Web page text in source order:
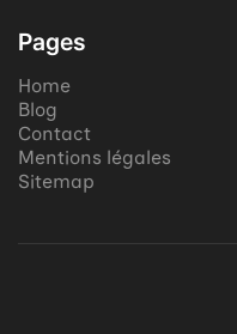
Pages
Home
Blog
Contact
Mentions légales
Sitemap